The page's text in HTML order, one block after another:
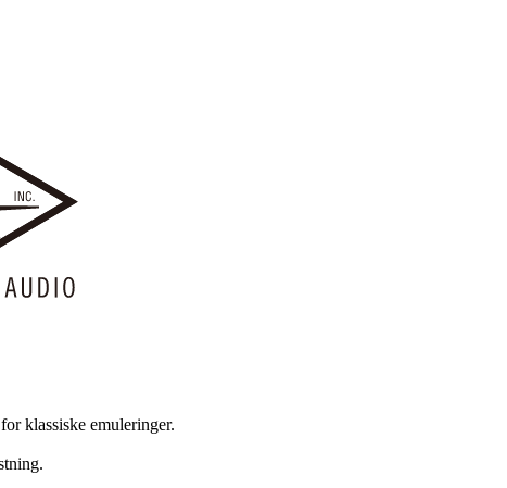
klassiske emuleringer.